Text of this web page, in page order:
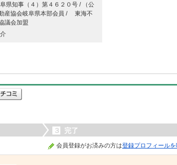
県知事（４）第４６２０号 / （公
産協会岐阜県本部会員 / 東海不
議会加盟
３ 完了
会員登録がお済みの方は登録プロフィール